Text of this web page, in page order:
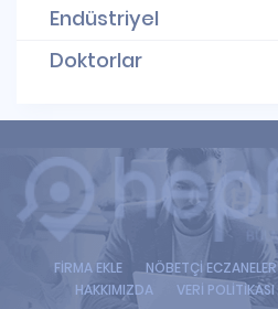
Endüstriyel
Doktorlar
FİRMA EKLE NÖBETÇİ ECZANELER
HAKKIMIZDA
VERİ POLİTİKASI